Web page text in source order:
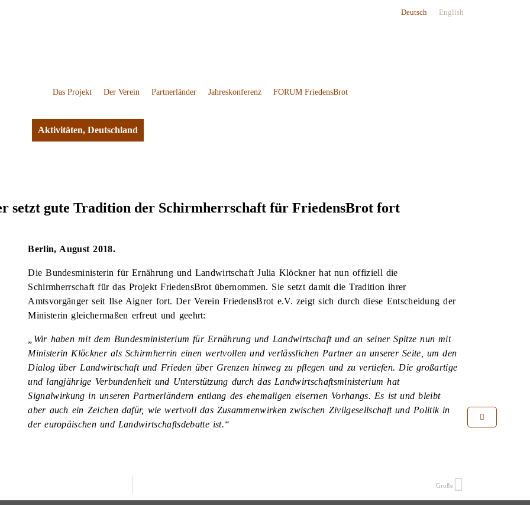
Deutsch English
Das Projekt Der Verein Partnerländer Jahreskonferenz FORUM FriedensBrot
Aktivitäten, Deutschland
setzt gute Tradition der Schirmherrschaft für FriedensBrot fort
Berlin, August 2018.
Die Bundesministerin für Ernährung und Landwirtschaft Julia Klöckner hat nun offiziell die
Schirmherrschaft für das Projekt FriedensBrot übernommen. Sie setzt damit die Tradition ihrer
Amtsvorgänger seit Ilse Aigner fort. Der Verein FriedensBrot e.V. zeigt sich durch diese Entscheidung der
Ministerin gleichermaßen erfreut und geehrt:
„Wir haben mit dem Bundesministerium für Ernährung und Landwirtschaft und an seiner Spitze nun mit
Ministerin Klöckner als Schirmherrin einen wertvollen und verlässlichen Partner an unserer Seite, um den
Dialog über Landwirtschaft und Frieden über Grenzen hinweg zu pflegen und zu vertiefen. Die großartige
und langjährige Verbundenheit und Unterstützung durch das Landwirtschaftsministerium hat
Signalwirkung in unseren Partnerländern entlang des ehemaligen eisernen Vorhangs. Es ist und bleibt
aber auch ein Zeichen dafür, wie wertvoll das Zusammenwirken zwischen Zivilgesellschaft und Politik in
der europäischen und Landwirtschaftsdebatte ist.“
Große